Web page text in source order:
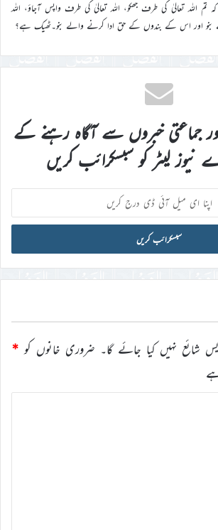
تعالیٰ کی طرف جھکو، اللہ تعالیٰ کی طرف واپس آجاؤ، اللہ
بنو اور اس کے بندوں کے حق ادا کرنے والے بنو۔ٹھیک ہے؟
جماعتی خبروں سے آگاہ رہنے کے
نیوز لیٹر کو سبسکرائب کریں
شائع نہیں کیا جائے گا۔ ضروری خانوں کو *